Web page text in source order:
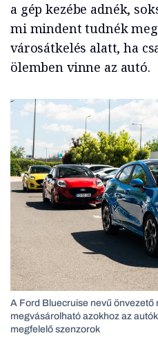
a gép kezébe adnék,
mi mindent tudnék
városátkelés alatt, ha
ölemben vinne az autó.
A Ford Bluecruise nevű önvezető
megvásárolható azokhoz az
megfelelő szenzorok